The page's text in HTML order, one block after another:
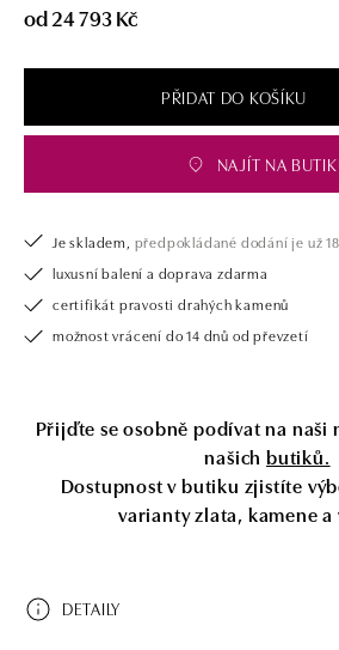
od 24 793 Kč
PŘIDAT DO KOŠÍKU
NAJÍT NA
Je skladem, předpokládané dodání je už
luxusní balení a doprava zdarma
certifikát pravosti drahých kamenů
možnost vrácení do 14 dnů od převzetí
Přijďte se osobně podívat na naši
našich butiků.
Dostupnost v butiku zjistíte
varianty zlata, kamene a
DETAILY